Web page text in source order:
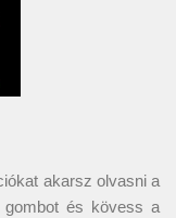
akarsz olvasni a
és kövess a